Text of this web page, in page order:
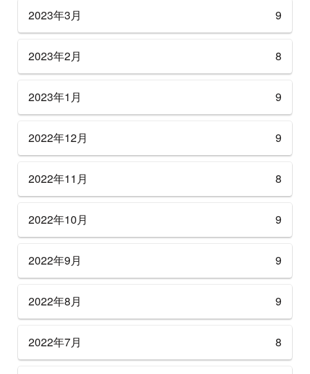
2023年3月 9
2023年2月 8
2023年1月 9
2022年12月 9
2022年11月 8
2022年10月 9
2022年9月 9
2022年8月 9
2022年7月 8